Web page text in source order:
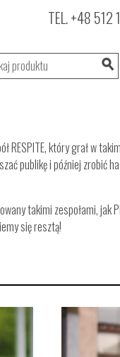
TEL.+48 512
RESPITE, który grał w
publikę i później zrobić
takimi zespołami, jak
się resztą!